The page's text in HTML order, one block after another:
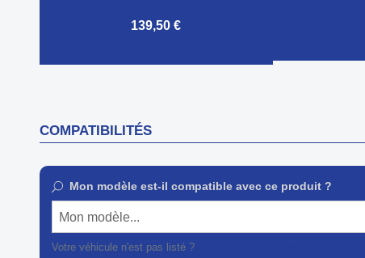
139,50 €
COMPATIBILITÉS
Mon modèle est-il compatible avec ce produit ?
Mon modèle...
Votre véhicule n'est pas listé ?